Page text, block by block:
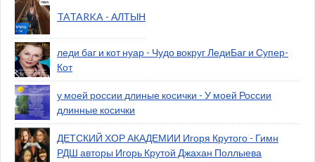
TATARKA - АЛТЫН
леди баг и кот нуар - Чудо вокруг ЛедиБаг и Супер-
Кот
у моей россии длиные косички - У моей России
длинные косички
ДЕТСКИЙ ХОР АКАДЕМИИ Игоря Крутого - Гимн
РДШ авторы Игорь Крутой Джахан Поллыева